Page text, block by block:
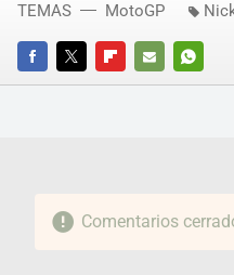
FACEBOOKTWITTERFLIPBOARD
E-
TEMAS MotoGP
Comentarios